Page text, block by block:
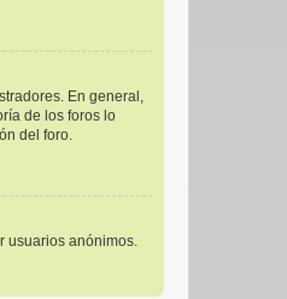
En general,
de los foros lo
del foro.
usuarios anónimos.